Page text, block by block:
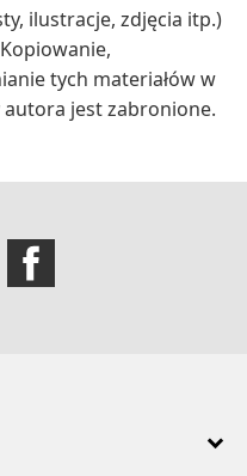
ilustracje, zdjęcia itp.)
tych materiałów w
autora jest zabronione.